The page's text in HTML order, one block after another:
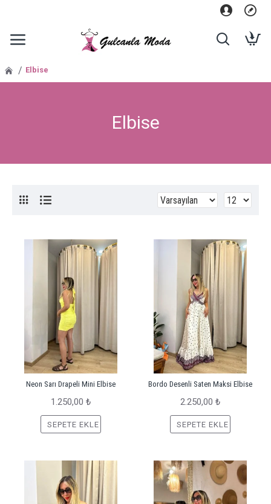
Elbise
Elbise
Neon Sarı Drapeli Mini Elbise
1.250,00 ₺
SEPETE EKLE
Bordo Desenli Saten Maksi Elbise
2.250,00 ₺
SEPETE EKLE